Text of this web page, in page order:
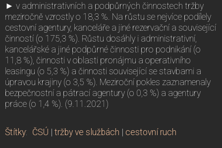
► v administrativních a podpůrných činnostech tržby
meziročně vzrostly o 18,3 %. Na růstu se nejvíce podílely
cestovní agentury, kanceláře a jiné rezervační a související
činností (o 175,3 %). Růstu dosáhly i administrativní,
kancelářské a jiné podpůrné činnosti pro podnikání (o
11,8 %), činnosti v oblasti pronájmu a operativního
leasingu (o 5,3 %) a činnosti související se stavbami a
úpravou krajiny (o 3,5 %). Meziroční pokles zaznamenaly
bezpečnostní a pátrací agentury (o 0,3 %) a agentury
práce (o 1,4 %). (9.11.2021)
Štítky: ČSÚ | tržby ve službách | cestovní ruch